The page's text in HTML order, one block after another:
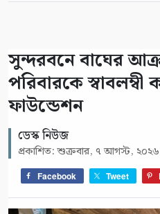
সুন্দরবনে বাঘের
পরিবারকে
ফাউন্ডেশন
ডেস্ক নিউজ
প্রকাশিত: শুক্রবার, ৭ আগস্ট,
Facebook Tweet